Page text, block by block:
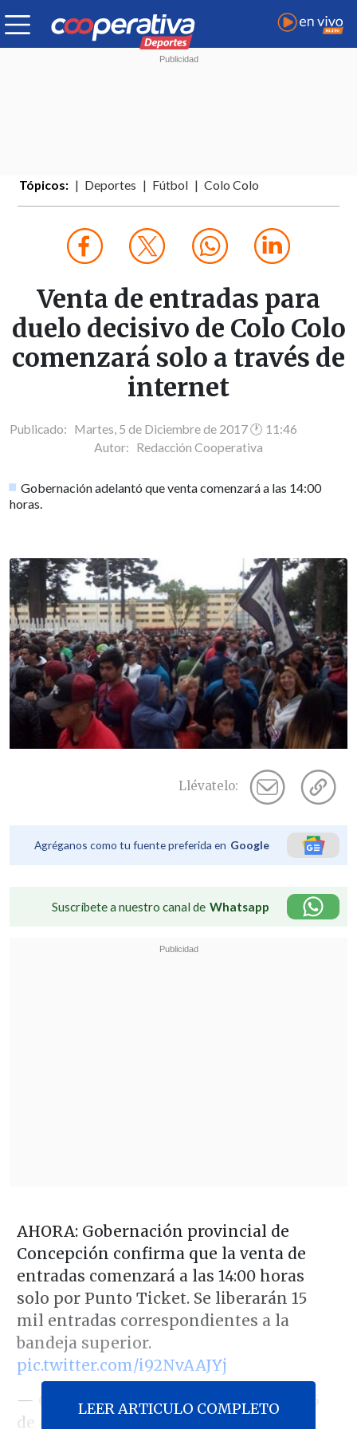
Tópicos: Deportes Fútbol Colo Colo
Venta de entradas para
duelo decisivo de Colo Colo
comenzará solo a través de
internet
Publicado: Martes, 5 de Diciembre de 2017 🕐 11:46
Autor: Redacción Cooperativa
Gobernación adelantó que venta comenzará a las 14:00
horas.
Llévatelo:
Agréganos como tu fuente preferida en Google
Suscríbete a nuestro canal de Whatsapp
AHORA: Gobernación provincial de
Concepción confirma que la venta de
entradas comenzará a las 14:00 horas
solo por Punto Ticket. Se liberarán 15
mil entradas correspondientes a la
bandeja superior.
pic.twitter.com/i92NvAAJYj
— Cristofer Espinoza (@CEspinozaQ)
de diciembre de 2017
LEER ARTICULO COMPLETO